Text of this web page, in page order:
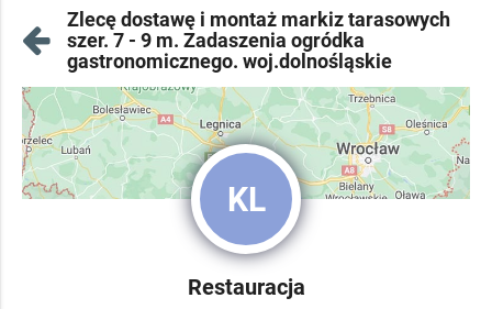
Zlecę dostawę i montaż markiz tarasowych
szer. 7 - 9 m. Zadaszenia ogródka
gastronomicznego. woj.dolnośląskie
KL
Restauracja